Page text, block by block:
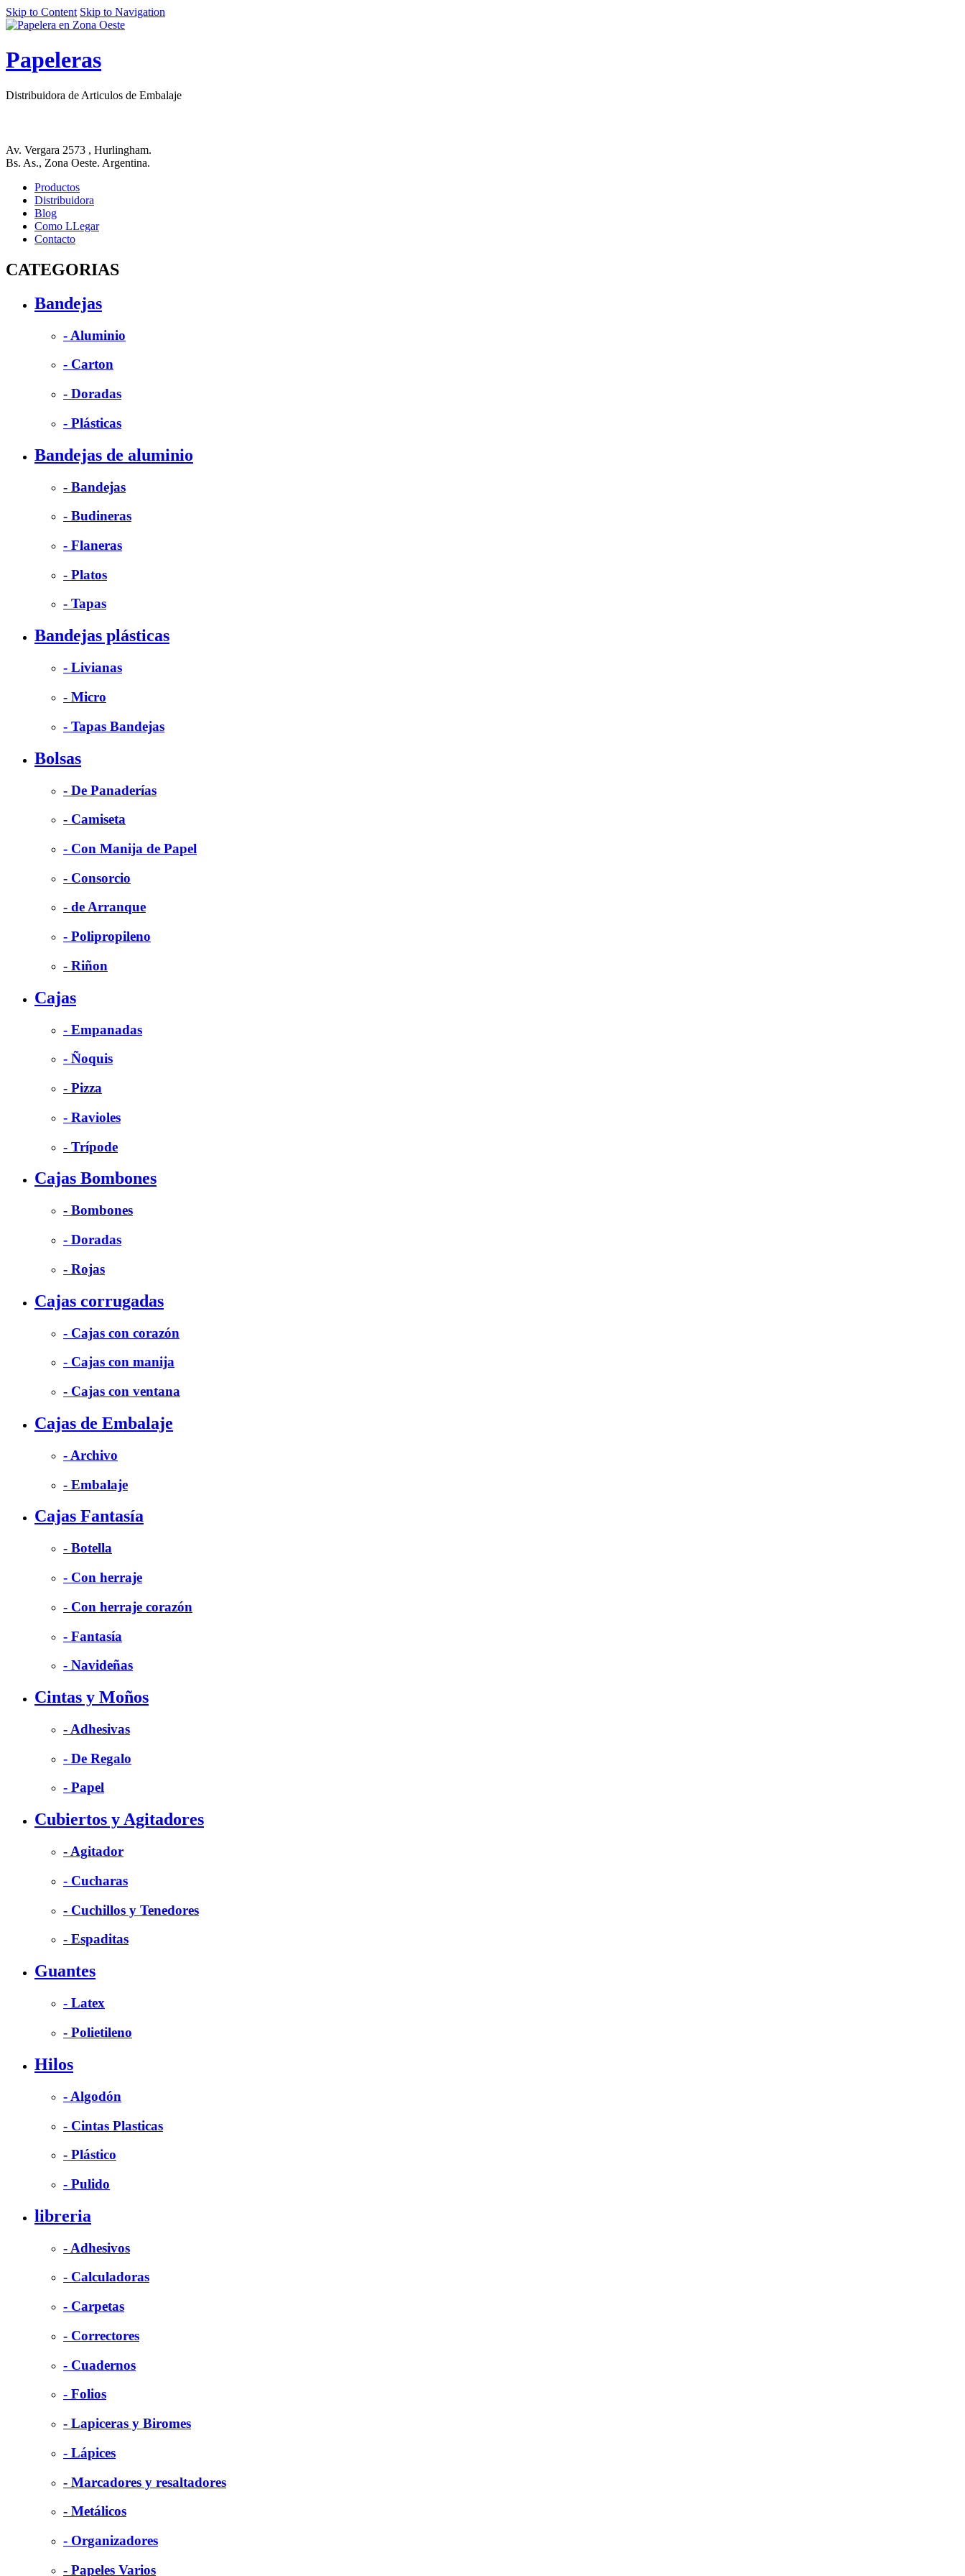
Skip to Content Skip to Navigation
Papeleras
Distribuidora de Articulos de Embalaje
Av. Vergara 2573 , Hurlingham.
Bs. As., Zona Oeste. Argentina.
Productos
Distribuidora
Blog
Como LLegar
Contacto
CATEGORIAS
Bandejas
- Aluminio
- Carton
- Doradas
- Plásticas
Bandejas de aluminio
- Bandejas
- Budineras
- Flaneras
- Platos
- Tapas
Bandejas plásticas
- Livianas
- Micro
- Tapas Bandejas
Bolsas
- De Panaderías
- Camiseta
- Con Manija de Papel
- Consorcio
- de Arranque
- Polipropileno
- Riñon
Cajas
- Empanadas
- Ñoquis
- Pizza
- Ravioles
- Trípode
Cajas Bombones
- Bombones
- Doradas
- Rojas
Cajas corrugadas
- Cajas con corazón
- Cajas con manija
- Cajas con ventana
Cajas de Embalaje
- Archivo
- Embalaje
Cajas Fantasía
- Botella
- Con herraje
- Con herraje corazón
- Fantasía
- Navideñas
Cintas y Moños
- Adhesivas
- De Regalo
- Papel
Cubiertos y Agitadores
- Agitador
- Cucharas
- Cuchillos y Tenedores
- Espaditas
Guantes
- Latex
- Polietileno
Hilos
- Algodón
- Cintas Plasticas
- Plástico
- Pulido
libreria
- Adhesivos
- Calculadoras
- Carpetas
- Correctores
- Cuadernos
- Folios
- Lapiceras y Biromes
- Lápices
- Marcadores y resaltadores
- Metálicos
- Organizadores
- Papeles Varios